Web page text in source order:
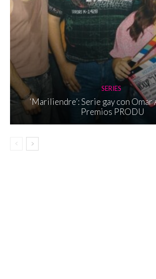
SERIES
‘Mariliendre’: Serie gay con Omar
Premios PRODU